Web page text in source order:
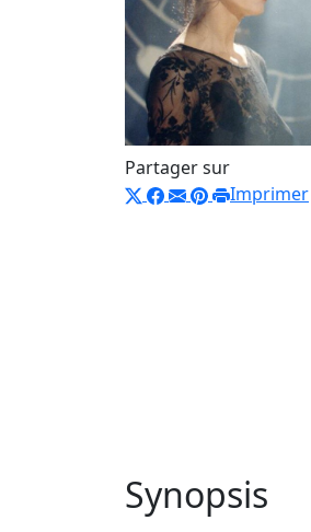
Partager sur
Imprimer
Synopsis